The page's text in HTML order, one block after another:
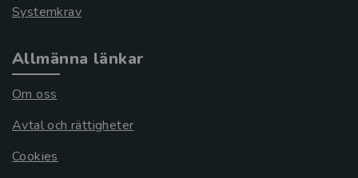
Systemkrav
Allmänna länkar
Om oss
Avtal och rättigheter
Cookies